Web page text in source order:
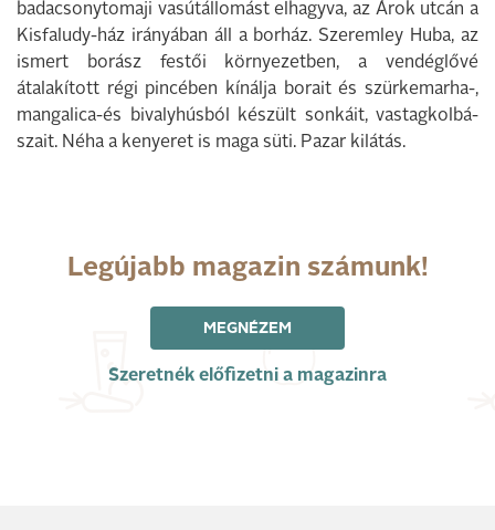
badacsonytomaji vasútállomást el­hagyva, az Árok utcán a
Kisfaludy-ház irá­nyában áll a borház. Szeremley Huba, az
ismert borász festői környezetben, a ven­déglővé
átalakított régi pincében kínálja borait és szürkemarha-,
mangalica-és bi­valyhúsból készült sonkáit, vastagkolbá­
szait. Néha a kenyeret is maga süti. Pazar kilátás.
Legújabb magazin számunk!
MEGNÉZEM
Szeretnék előfizetni a magazinra